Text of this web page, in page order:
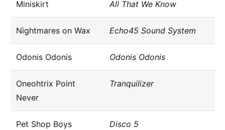
Miniskirt All That We Know
Nightmares on Wax Echo45 Sound System
Odonis Odonis Odonis Odonis
Oneohtrix Point
Never
Tranquilizer
Pet Shop Boys Disco 5